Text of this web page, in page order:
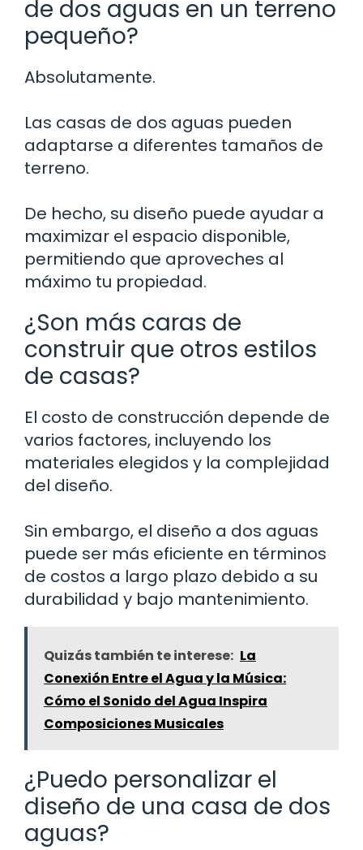
de dos aguas en un terreno
pequeño?
Absolutamente.
Las casas de dos aguas pueden
adaptarse a diferentes tamaños de
terreno.
De hecho, su diseño puede ayudar a
maximizar el espacio disponible,
permitiendo que aproveches al
máximo tu propiedad.
¿Son más caras de
construir que otros estilos
de casas?
El costo de construcción depende de
varios factores, incluyendo los
materiales elegidos y la complejidad
del diseño.
Sin embargo, el diseño a dos aguas
puede ser más eficiente en términos
de costos a largo plazo debido a su
durabilidad y bajo mantenimiento.
Quizás también te interese: La
Conexión Entre el Agua y la Música:
Cómo el Sonido del Agua Inspira
Composiciones Musicales
¿Puedo personalizar el
diseño de una casa de dos
aguas?